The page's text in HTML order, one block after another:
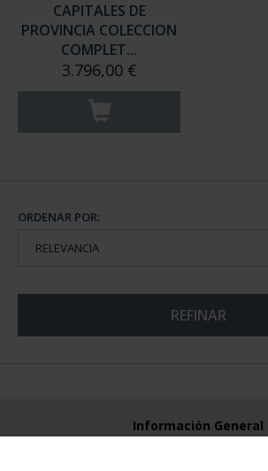
CAPITALES DE
PROVINCIA COLECCION
COMPLET...
3.796,00 €
ORDENAR POR:
REFINAR
Información General